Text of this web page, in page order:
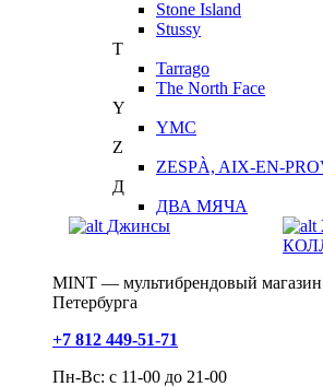
Stone Island
Stussy
T
Tarrago
The North Face
Y
YMC
Z
ZESPÀ, AIX-EN-
Д
ДВА МЯЧА
Джинсы
MINT — мультибрендовый магазин
Петербурга
+7 812 449-51-71
Пн-Вс: с 11-00 до 21-00